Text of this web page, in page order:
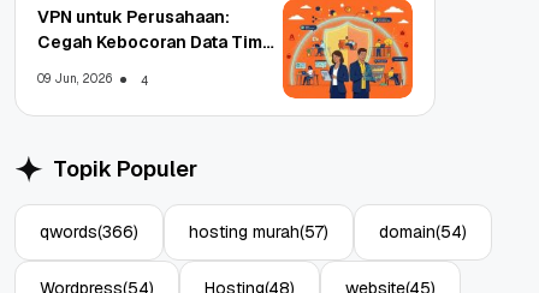
VPN untuk Perusahaan:
Cegah Kebocoran Data Tim
09 Jun, 2026 4
Topik Populer
qwords(366) hosting murah(57) domain(54)
Wordpress(54) Hosting(48) website(45)